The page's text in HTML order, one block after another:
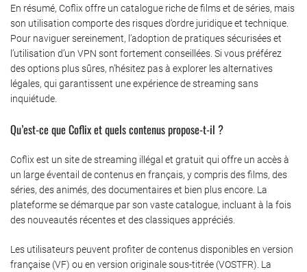
En résumé, Coflix offre un catalogue riche de films et de séries, mais
son utilisation comporte des risques d’ordre juridique et technique.
Pour naviguer sereinement, l’adoption de pratiques sécurisées et
l’utilisation d’un VPN sont fortement conseillées. Si vous préférez
des options plus sûres, n’hésitez pas à explorer les alternatives
légales, qui garantissent une expérience de streaming sans
inquiétude.
Qu’est-ce que Coflix et quels contenus propose-t-il ?
Coflix est un site de streaming illégal et gratuit qui offre un accès à
un large éventail de contenus en français, y compris des films, des
séries, des animés, des documentaires et bien plus encore. La
plateforme se démarque par son vaste catalogue, incluant à la fois
des nouveautés récentes et des classiques appréciés.
Les utilisateurs peuvent profiter de contenus disponibles en version
française (VF) ou en version originale sous-titrée (VOSTFR). La